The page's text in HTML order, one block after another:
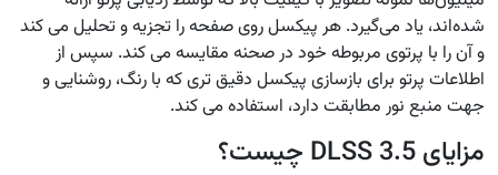
شده‌اند، یاد می‌گیرد. هر پیکسل روی صفحه را تجزیه و تحلیل می کند
و آن را با پرتوی مربوطه خود در صحنه مقایسه می کند. سپس از
اطلاعات پرتو برای بازسازی پیکسل دقیق تری که با رنگ، روشنایی و
جهت منبع نور مطابقت دارد، استفاده می کند.
مزایای DLSS 3.5 چیست؟